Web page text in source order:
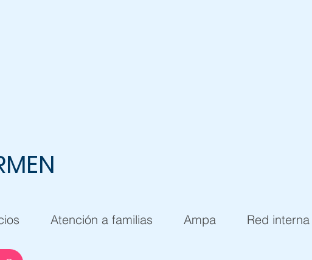
Atención a familias Ampa Red interna